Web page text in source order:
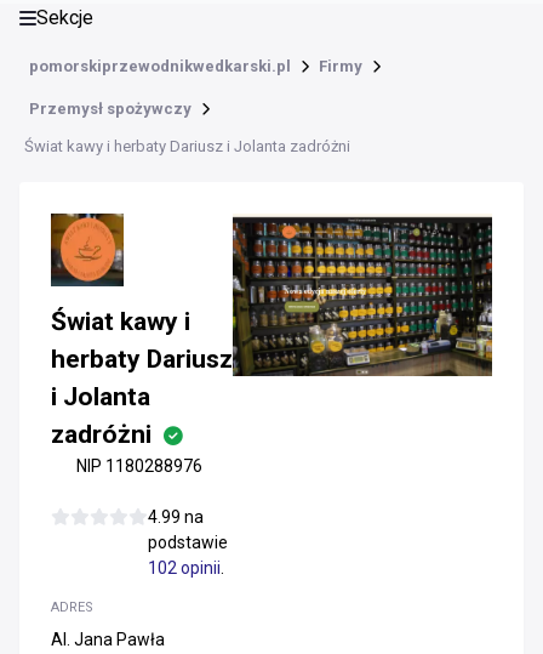
Sekcje
pomorskiprzewodnikwedkarski.pl Firmy
Przemysł spożywczy
Świat kawy i herbaty Dariusz i Jolanta zadróżni
Świat kawy i
herbaty Dariusz
i Jolanta
zadróżni
NIP 1180288976
4.99 na
podstawie
102 opinii
ADRES
Al. Jana Pawła